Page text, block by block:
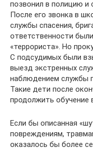
позвонил в полицию
После его звонка в
службы спасения,
ответственности
«террориста». Но
С подсудимых были
выезд экстренных
наблюдением службы
Такие дети после
продолжить обучение
Если бы описанная
повреждениям,
оказалось бы более